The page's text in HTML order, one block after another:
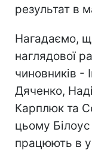
результат в
Нагадаємо,
наглядової
чиновників -
Дяченко,
Карплюк та
цьому
працюють в